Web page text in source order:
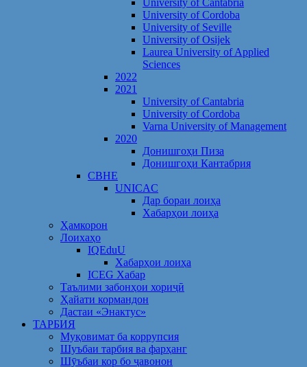
University of Cantabria
University of Cordoba
University of Seville
University of Osijek
Laurea University of Applied
Sciences
2022
2021
University of Cantabria
University of Cordoba
Varna University of Management
2020
Донишгоҳи Пиза
Донишгоҳи Кантабрия
CBHE
UNICAC
Дар бораи лоиҳа
Хабарҳои лоиҳа
Ҳамкорон
Лоихаҳо
IQEduU
Хабарҳои лоиҳа
ICEG Хабар
Таълими забонҳои хориҷӣ
Ҳайати кормандон
Дастаи «Энактус»
ТАРБИЯ
Муқовимат ба коррупсия
Шуъбаи тарбия ва фарҳанг
Шӯъбаи кор бо ҷавонон